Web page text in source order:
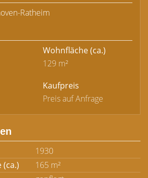
Ratheim
Wohnfläche(ca.)
129 m²
Kaufpreis
Preis auf Anfrage
1930
165 m²